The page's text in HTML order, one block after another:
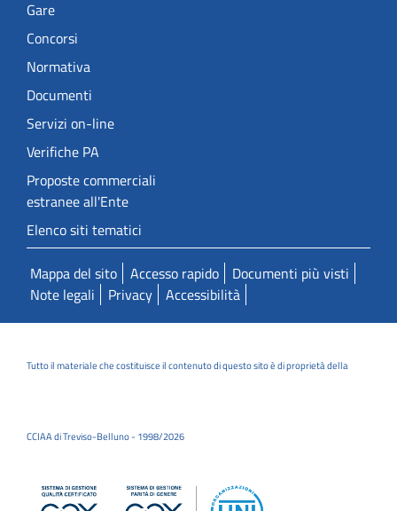
Gare
Concorsi
Normativa
Documenti
Servizi on-line
Verifiche PA
Proposte commerciali
estranee all'Ente
Elenco siti tematici
Mappa del sito Accesso rapido
Documenti più visti
Note legali
Privacy Accessibilità
Tutto il materiale che costituisce il contenuto di questo sito è di proprietà della
CCIAA di Treviso-Belluno - 1998/2026